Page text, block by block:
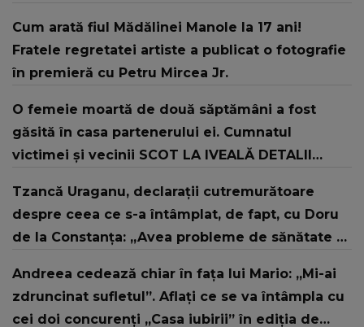
Cum arată fiul Mădălinei Manole la 17 ani!
Fratele regretatei artiste a publicat o fotografie
în premieră cu Petru Mircea Jr.
O femeie moartă de două săptămâni a fost
găsită în casa partenerului ei. Cumnatul
victimei și vecinii SCOT LA IVEALĂ DETALII
când A FOST VĂZUTĂ ULTIMA DATĂ: "A săpat o
groapă, dar a lăsat-o în..."
Tzancă Uraganu, declarații cutremurătoare
despre ceea ce s-a întâmplat, de fapt, cu Doru
de la Constanța: „Avea probleme de sănătate și
Andreea cedează chiar în fața lui Mario: „Mi-ai
zdruncinat sufletul”. Aflați ce se va întâmpla cu
cei doi concurenți „Casa iubirii” în ediția de